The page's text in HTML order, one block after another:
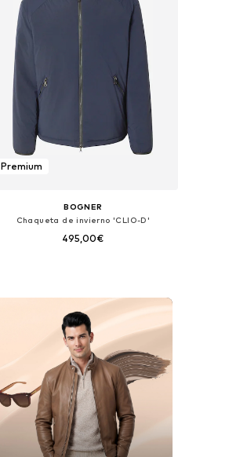
Premium
BOGNER
Chaqueta de invierno 'CLIO-D'
495,00€